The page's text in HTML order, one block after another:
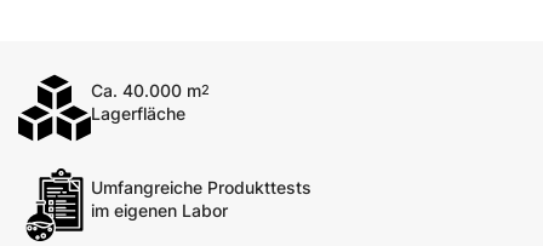
Ca. 40.000 m2
Lagerfläche
Umfangreiche Produkttests
im eigenen Labor